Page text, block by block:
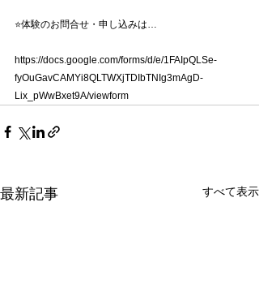
⭐️体験のお問合せ・申し込みは…
https://docs.google.com/forms/d/e/1FAIpQLSe-
fyOuGavCAMYi8QLTWXjTDIbTNIg3mAgD-
Lix_pWwBxet9A/viewform
最新記事 すべて表示